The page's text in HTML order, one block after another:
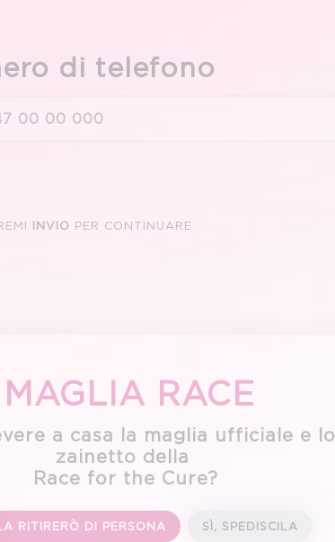
di telefono
INVIO PER CONTINUARE
MAGLIA RACE
a casa la maglia ufficiale e lo
zainetto della
Race for the Cure?
RITIRERÒ DI PERSONA SÌ, SPEDISCILA